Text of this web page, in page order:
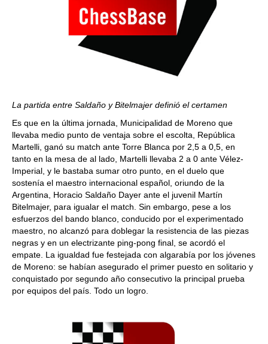
La partida entre Saldaño y Bitelmajer definió el certamen
Es que en la última jornada, Municipalidad de Moreno que
llevaba medio punto de ventaja sobre el escolta, República
Martelli, ganó su match ante Torre Blanca por 2,5 a 0,5, en
tanto en la mesa de al lado, Martelli llevaba 2 a 0 ante Vélez-
Imperial, y le bastaba sumar otro punto, en el duelo que
sostenía el maestro internacional español, oriundo de la
Argentina, Horacio Saldaño Dayer ante el juvenil Martín
Bitelmajer, para igualar el match. Sin embargo, pese a los
esfuerzos del bando blanco, conducido por el experimentado
maestro, no alcanzó para doblegar la resistencia de las piezas
negras y en un electrizante ping-pong final, se acordó el
empate. La igualdad fue festejada con algarabía por los jóvenes
de Moreno: se habían asegurado el primer puesto en solitario y
conquistado por segundo año consecutivo la principal prueba
por equipos del país. Todo un logro.